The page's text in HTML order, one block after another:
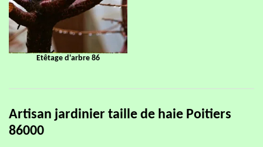
Etêtage d'arbre 86
Artisan jardinier taille de haie Poitiers
86000